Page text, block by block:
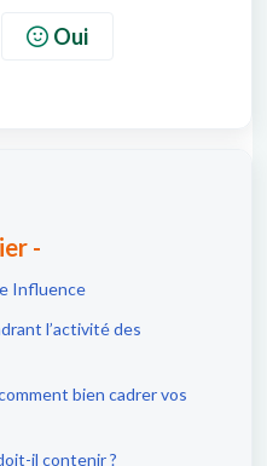
Oui
-
Influence
l’activité des
bien cadrer vos
il contenir ?